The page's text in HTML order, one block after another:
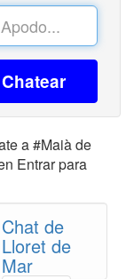
Chatear
a #Maià de
Entrar para
Chat de
Lloret de
Mar